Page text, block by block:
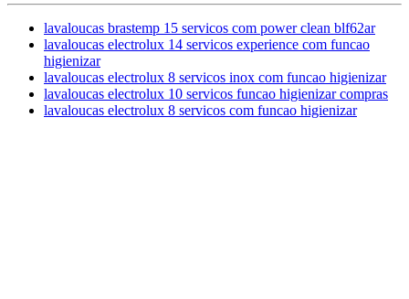
lavaloucas brastemp 15 servicos com power clean blf62ar
lavaloucas electrolux 14 servicos experience com funcao
higienizar
lavaloucas electrolux 8 servicos inox com funcao higienizar
lavaloucas electrolux 10 servicos funcao higienizar compras
lavaloucas electrolux 8 servicos com funcao higienizar